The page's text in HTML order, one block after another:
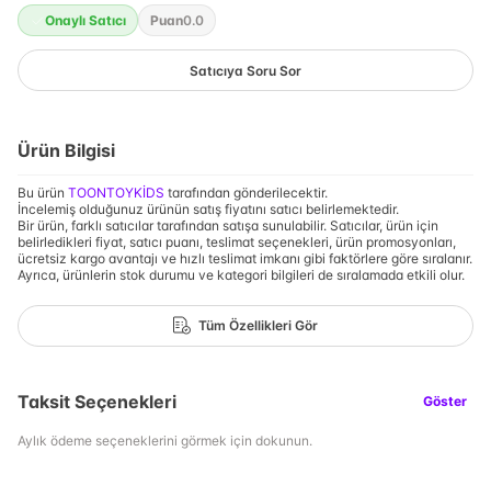
Onaylı Satıcı Puan0.0
Satıcıya Soru Sor
Ürün Bilgisi
Bu ürün TOONTOYKİDS tarafından gönderilecektir.
İncelemiş olduğunuz ürünün satış fiyatını satıcı belirlemektedir.
Bir ürün, farklı satıcılar tarafından satışa sunulabilir. Satıcılar, ürün için
belirledikleri fiyat, satıcı puanı, teslimat seçenekleri, ürün promosyonları,
ücretsiz kargo avantajı ve hızlı teslimat imkanı gibi faktörlere göre sıralanır.
Ayrıca, ürünlerin stok durumu ve kategori bilgileri de sıralamada etkili olur.
Tüm Özellikleri Gör
Taksit Seçenekleri Göster
Aylık ödeme seçeneklerini görmek için dokunun.